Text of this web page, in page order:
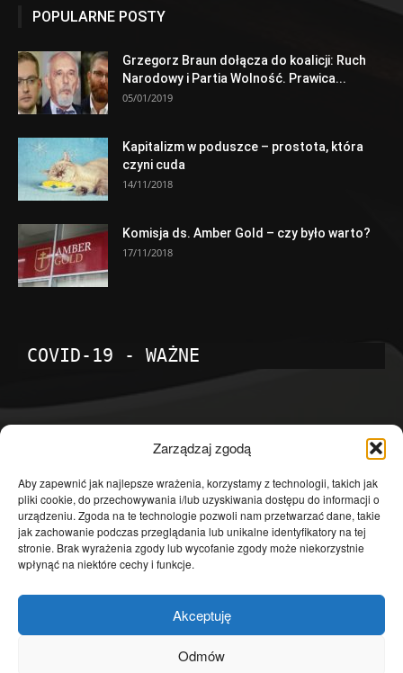
Zarządzaj zgodą
Aby zapewnić jak najlepsze wrażenia, korzystamy z technologii, takich jak
pliki cookie, do przechowywania i/lub uzyskiwania dostępu do informacji o
urządzeniu. Zgoda na te technologie pozwoli nam przetwarzać dane, takie
jak zachowanie podczas przeglądania lub unikalne identyfikatory na tej
stronie. Brak wyrażenia zgody lub wycofanie zgody może niekorzystnie
wpłynąć na niektóre cechy i funkcje.
Akceptuję
Odmów
POPULARNE POSTY
Grzegorz Braun dołącza do koalicji: Ruch
Narodowy i Partia Wolność. Prawica...
05/01/2019
Kapitalizm w poduszce – prostota, która
czyni cuda
14/11/2018
Komisja ds. Amber Gold – czy było warto?
17/11/2018
COVID-19 - WAŻNE
Temat dnia
4601
Publicystyka
4363
Polityka
3639
Polska
Społeczeństwo
2823